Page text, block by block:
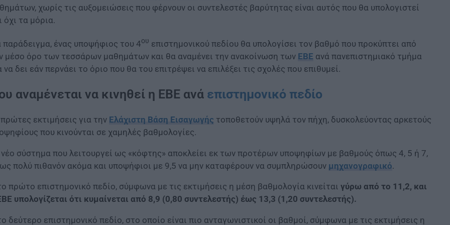
χωρίς τις αυξομειώσεις που φέρνουν οι συντελεστές βαρύτητας είναι αυτός που θα υπολογιστεί
όχι τα μόρια.
παράδειγμα, ένας υποψήφιος του 4ου επιστημονικού πεδίου θα υπολογίσει τον βαθμό που προκύπτει από
μέσο όρο των τεσσάρων μαθημάτων και θα αναμένει την ανακοίνωση των ΕΒΕ ανά πανεπιστημιακό τμήμα
να δει εάν περνάει το όριο που θα του επιτρέψει να επιλέξει τις σχολές που επιθυμεί.
αναμένεται να κινηθεί η ΕΒΕ ανά επιστημονικό πεδίο
εκτιμήσεις για την Ελάχιστη Βάση Εισαγωγής τοποθετούν υψηλά τον πήχη, δυσκολεύοντας αρκετούς
που κινούνται σε χαμηλές βαθμολογίες.
σύστημα που λειτουργεί ως «κόφτης» αποκλείει εκ των προτέρων υποψηφίων με βαθμούς όπως 4, 5 ή 7,
πολύ πιθανόν ακόμα και υποψήφιοι με 9,5 να μην καταφέρουν να συμπληρώσουν μηχανογραφικό.
πρώτο επιστημονικό πεδίο, σύμφωνα με τις εκτιμήσεις η μέση βαθμολογία κινείται γύρω από το 11,2, και
υπολογίζεται ότι κυμαίνεται από 8,9 (0,80 συντελεστής) έως 13,3 (1,20 συντελεστής).
δεύτερο επιστημονικό πεδίο, στο οποίο είναι πιο ανταγωνιστικοί οι βαθμοί, σύμφωνα με τις εκτιμήσεις η